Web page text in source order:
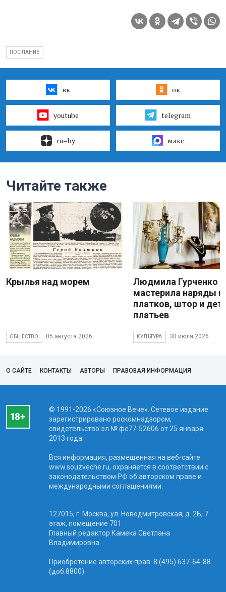
ПОСЛАНИЕ
вк ок
youtube telegram
ru–by макс
Читайте также
Крылья над морем
ОБЩЕСТВО 05 августа 2026
Людмила Гурченко
мастерила наряды
платков, штор и
платьев
КУЛЬТУРА 30 июля 2026
О САЙТЕ КОНТАКТЫ АВТОРЫ ПРАВОВАЯ ИНФОРМАЦИЯ
© 1991-2026 «Союзное Вече». Сетевое издание
зарегистрировано роскомнадзором,
свидетельство эл № фc77-52606 от 25 января
2013 года.
Вся информация, размещенная на веб-сайте
www.souzveche.ru, охраняется в соответствии с
законодательством РФ об авторском праве и
международными соглашениями.
127015, г. Москва, ул. Новодмитровская, д. 2Б, 7
этаж, помещение 701
Главный редактор Камека Светлана
Владимировна
Приобретение авторских прав: 8 (495) 637-64-88
(доб.8800)